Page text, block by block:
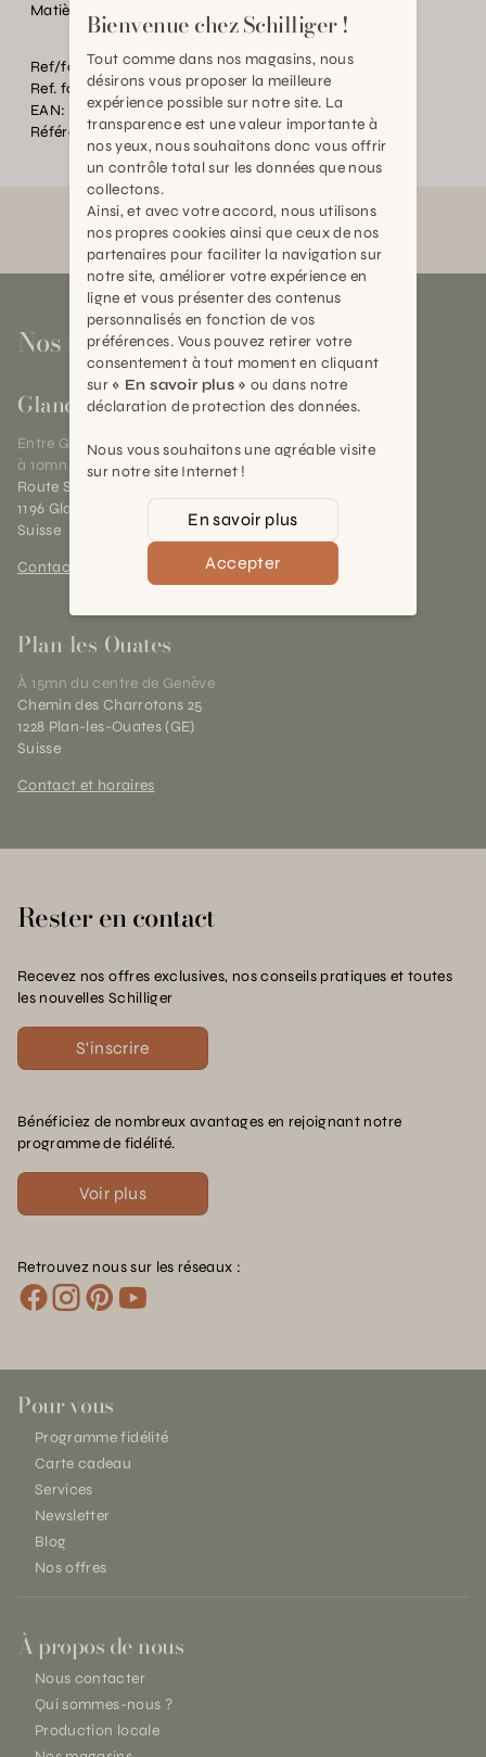
Matière:
Ref/fourn. Couleur: POWDER JUNGLE
Ref. fournisseur:
URBAN
EAN:
2000000598490
Référence:
BT.P89366.0000.RG53.0000
Nos magasins
Gland
Entre Genève et Lausanne,
à 10mn de Nyon
Route Suisse 40
1196 Gland (VD)
Suisse
Contact et horaires
Plan-les-Ouates
À 15mn du centre de Genève
Chemin des Charrotons 25
1228 Plan-les-Ouates (GE)
Suisse
Contact et horaires
Rester en contact
Recevez nos offres exclusives, nos conseils pratiques et toutes
les nouvelles Schilliger
S'inscrire
Bénéficiez de nombreux avantages en rejoignant notre
programme de fidélité.
Voir plus
Retrouvez nous sur les réseaux :
Pour vous
Programme fidélité
Carte cadeau
Services
Newsletter
Blog
Nos offres
À propos de nous
Nous contacter
Qui sommes-nous ?
Production locale
Bienvenue chez Schilliger !
Tout comme dans nos magasins, nous
désirons vous proposer la meilleure
expérience possible sur notre site. La
transparence est une valeur importante à
nos yeux, nous souhaitons donc vous offrir
un contrôle total sur les données que nous
collectons.
Ainsi, et avec votre accord, nous utilisons
nos propres cookies ainsi que ceux de nos
partenaires pour faciliter la navigation sur
notre site, améliorer votre expérience en
ligne et vous présenter des contenus
personnalisés en fonction de vos
préférences. Vous pouvez retirer votre
consentement à tout moment en cliquant
sur « En savoir plus » ou dans notre
déclaration de protection des données.
Nous vous souhaitons une agréable visite
sur notre site Internet !
En savoir plus
Accepter